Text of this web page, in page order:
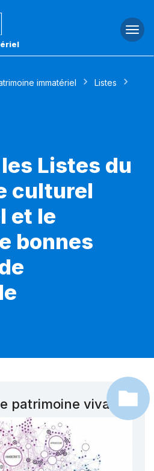
immatériel
Listes
Listes du
culturel
et le
bonnes
patrimoine vivant !